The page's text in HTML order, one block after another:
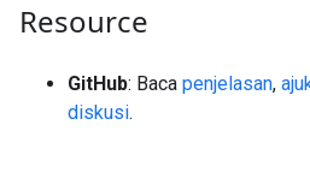
Resource
GitHub: Baca penjelasan,
diskusi.